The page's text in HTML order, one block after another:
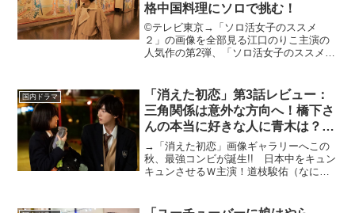
格中国料理にソロで挑む！
©テレビ東京→「ソロ活女子のススメ
２」の画像を全部見る江口のりこ主演の
人気作の第2弾、「ソロ活女子のススメ
験していく主人公・五月女恵を演じる。
本記事では、第6話を...
国内ドラマ
「消えた初恋」第3話レビュー：
三角関係は意外な方向へ！橋下さ
んの本当に好きな人に青木は？
（※ストーリーネタバレあり）
→「消えた初恋」画像ギャラリーへこの
秋、最強コンビが誕生!! 日本中をキュン
キュンさせるＷ主演！道枝駿佑（なにわ
気コミックス『俺物語!!』（原作：河原和